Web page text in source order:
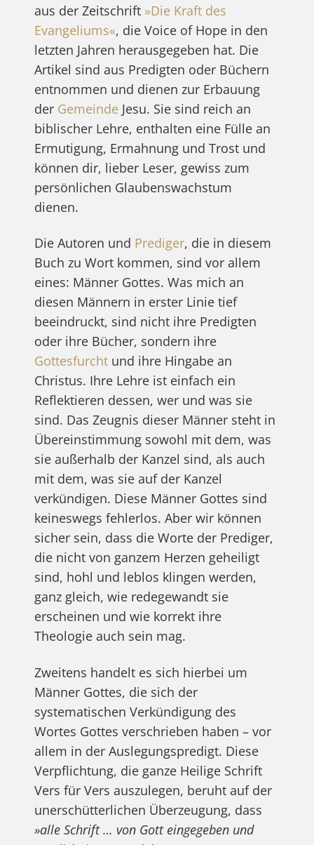
aus der Zeitschrift »Die Kraft des
Evangeliums«, die Voice of Hope in den
letzten Jahren herausgegeben hat. Die
Artikel sind aus Predigten oder Büchern
entnommen und dienen zur Erbauung
der GemeindeJesu. Sie sind reich an
biblischer Lehre, enthalten eine Fülle an
Ermutigung, Ermahnung und Trost und
können dir, lieber Leser, gewiss zum
persönlichen Glaubenswachstum
dienen.
Die Autoren und Prediger, die in diesem
Buch zu Wort kommen, sind vor allem
eines: Männer Gottes. Was mich an
diesen Männern in erster Linie tief
beeindruckt, sind nicht ihre Predigten
oder ihre Bücher, sondern ihre
Gottesfurchtund ihre Hingabe an
Christus. Ihre Lehre ist einfach ein
Reflektieren dessen, wer und was sie
sind. Das Zeugnis dieser Männer steht in
Übereinstimmung sowohl mit dem, was
sie außerhalb der Kanzel sind, als auch
mit dem, was sie auf der Kanzel
verkündigen. Diese Männer Gottes sind
keineswegs fehlerlos. Aber wir können
sicher sein, dass die Worte der Prediger,
die nicht von ganzem Herzen geheiligt
sind, hohl und leblos klingen werden,
ganz gleich, wie redegewandt sie
erscheinen und wie korrekt ihre
Theologie auch sein mag.
Zweitens handelt es sich hierbei um
Männer Gottes, die sich der
systematischen Verkündigung des
Wortes Gottes verschrieben haben – vor
allem in der Auslegungspredigt. Diese
Verpflichtung, die ganze Heilige Schrift
Vers für Vers auszulegen, beruht auf der
unerschütterlichen Überzeugung, dass
»alle Schrift … von Gott eingegeben und